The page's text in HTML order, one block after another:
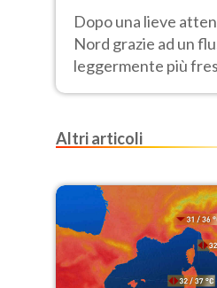
Dopo una lieve
Nord grazie ad un
leggermente più
nuovo rinforzo
Altri articoli